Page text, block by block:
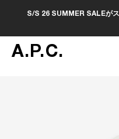
S/S 26 SUMMER SALEがス
A.P.C.